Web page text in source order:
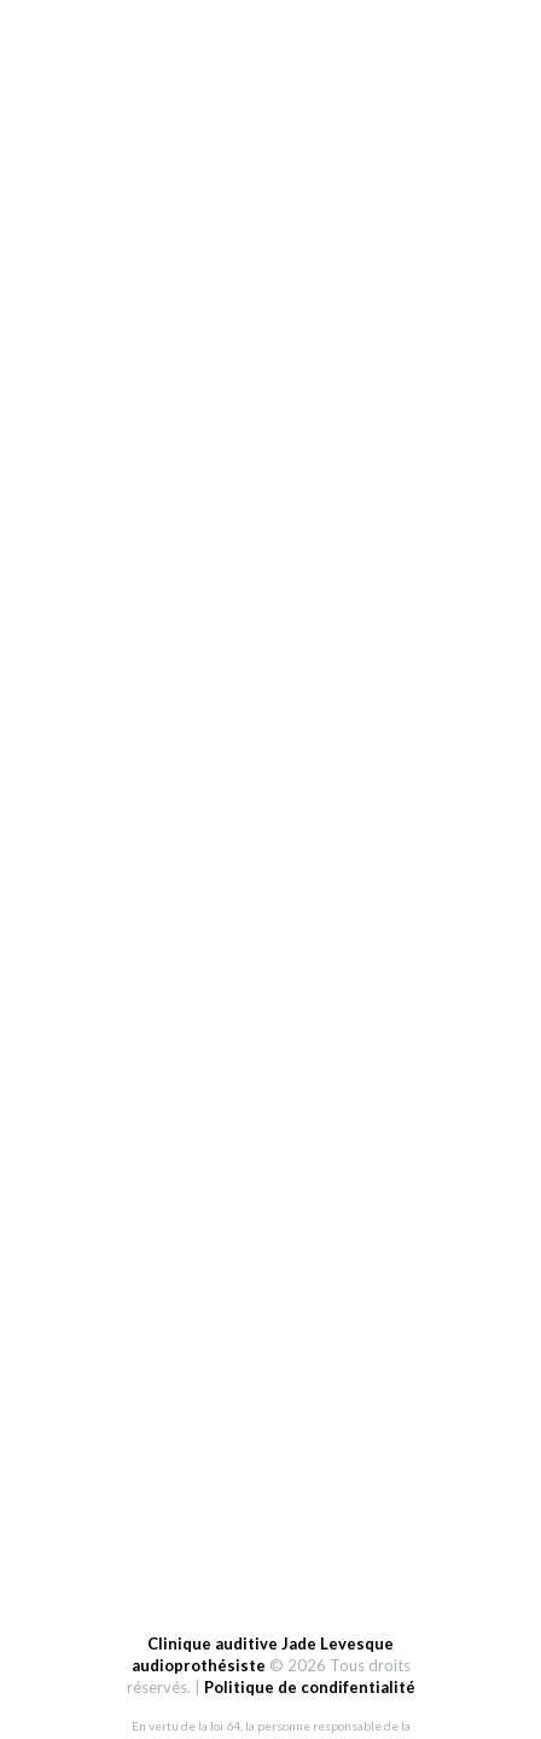
Clinique auditive Jade Levesque
audioprothésiste © 2026 Tous droits
réservés. | Politique de condifentialité
En vertu de la loi 64, la personne responsable de la